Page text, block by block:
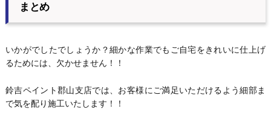
まとめ
いかがでしたでしょうか？細かな作業でもご自宅をきれいに仕上げ
るためには、欠かせません！！
鈴吉ペイント郡山支店では、お客様にご満足いただけるよう細部ま
で気を配り施工いたします！！